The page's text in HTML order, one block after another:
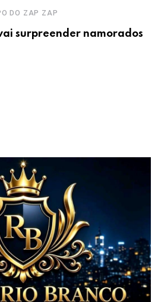
DO ZAP ZAP
surpreender namorados